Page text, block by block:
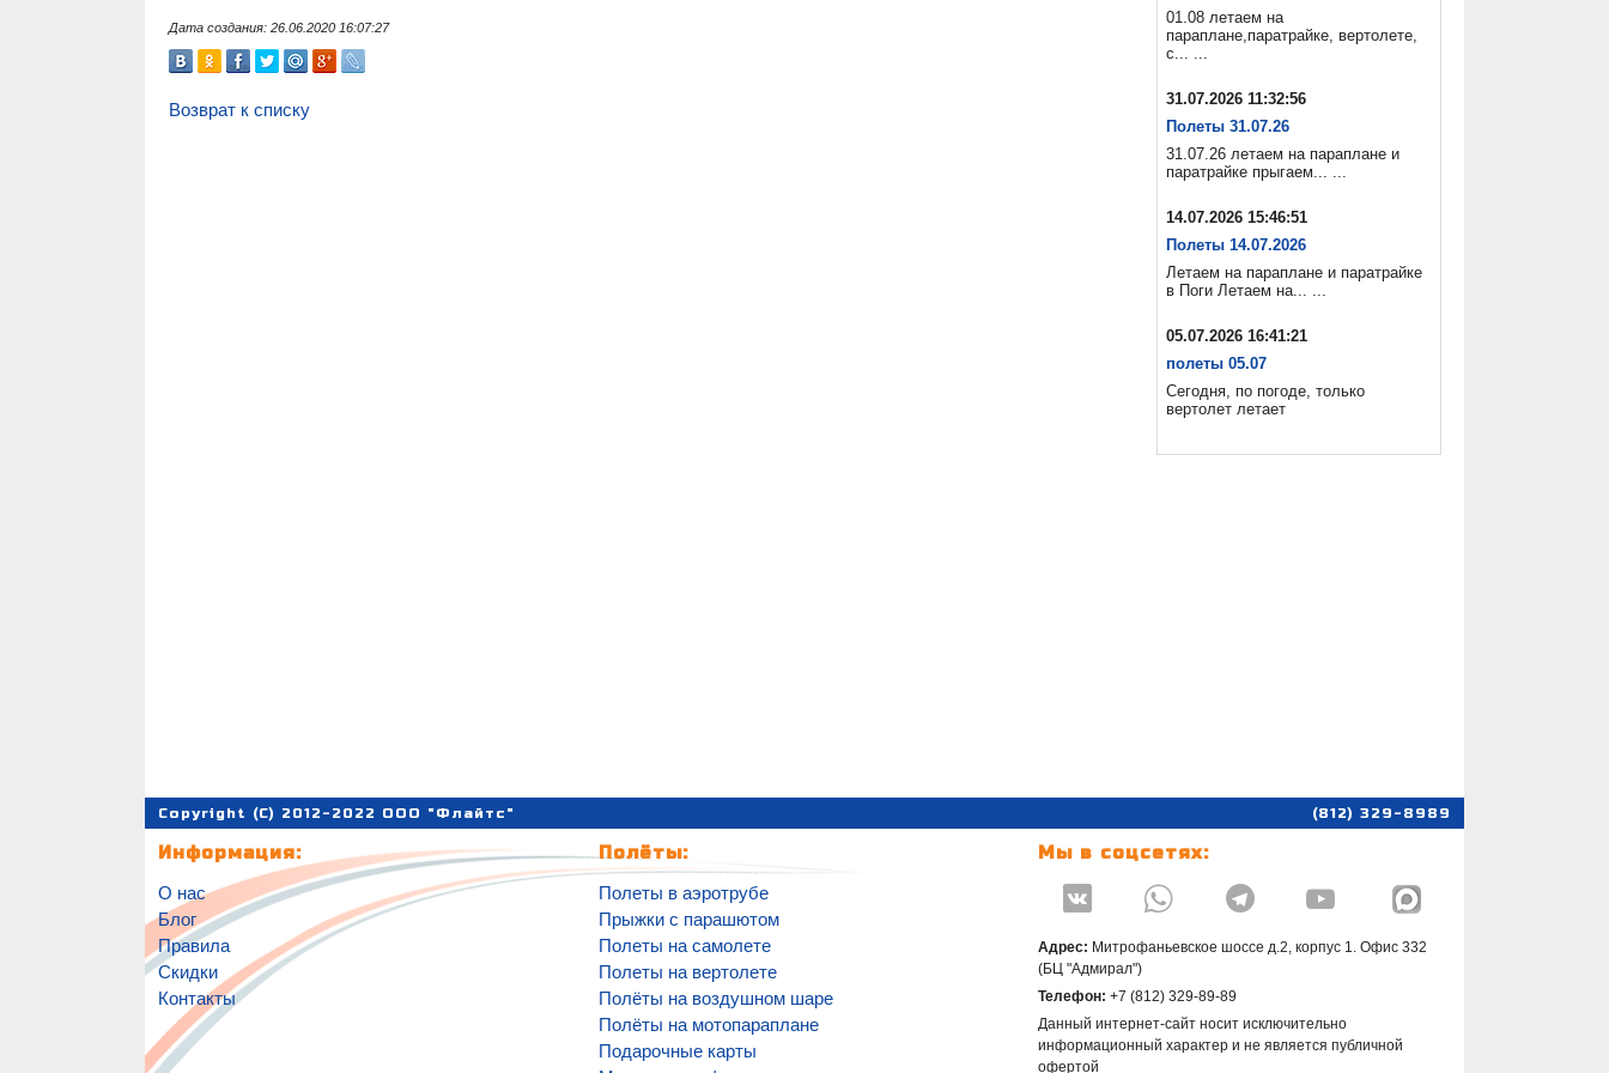
Дата создания: 26.06.2020 16:07:27
Возврат к списку
01.08 летаем на
параплане,паратрайке, вертолете,
с... ...
31.07.2026 11:32:56
Полеты 31.07.26
31.07.26 летаем на параплане и
паратрайке прыгаем... ...
14.07.2026 15:46:51
Полеты 14.07.2026
Летаем на параплане и паратрайке
в Поги Летаем на... ...
05.07.2026 16:41:21
полеты 05.07
Сегодня, по погоде, только
вертолет летает
Copyright (C) 2012-2022 ООО "Флайтс" (812) 329-8989
Информация:
О нас
Блог
Правила
Скидки
Контакты
Полёты:
Полеты в аэротрубе
Прыжки с парашютом
Полеты на самолете
Полеты на вертолете
Полёты на воздушном шаре
Полёты на мотопараплане
Подарочные карты
Мы в соцсетях:
   
Адрес: Митрофаньевское шоссе д.2, корпус 1. Офис 332
(БЦ "Адмирал")
Телефон: +7 (812) 329-89-89
Данный интернет-сайт носит исключительно
информационный характер и не является публичной
офертой